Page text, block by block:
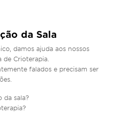
da Sala
damos ajuda aos nossos
de Crioterapia.
falados e precisam ser
da sala?